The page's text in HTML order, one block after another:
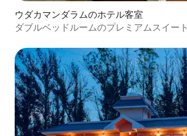
ウダカマンダラムのホテル客室
ダブルベッドルームのプレミアムスイート